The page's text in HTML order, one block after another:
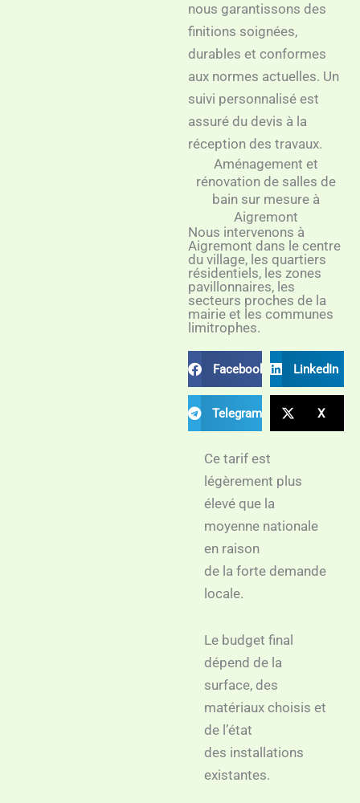
nous garantissons des
finitions soignées,
durables et conformes
aux normes actuelles. Un
suivi personnalisé est
assuré du devis à la
réception des travaux.
Aménagement et
rénovation de salles de
bain sur mesure à
Aigremont
Nous intervenons à
Aigremont dans le centre
du village, les quartiers
résidentiels, les zones
pavillonnaires, les
secteurs proches de la
mairie et les communes
limitrophes.
Facebook LinkedIn
Telegram X
Ce tarif est
légèrement plus
élevé que la
moyenne nationale
en raison
de la forte demande
locale.
Le budget final
dépend de la
surface, des
matériaux choisis et
de l’état
des installations
existantes.